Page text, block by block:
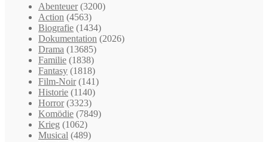
Abenteuer (3200)
Action (4563)
Biografie (1434)
Dokumentation (2026)
Drama (13685)
Familie (1838)
Fantasy (1818)
Film-Noir (141)
Historie (1140)
Horror (3323)
Komödie (7849)
Krieg (1062)
Musical (489)